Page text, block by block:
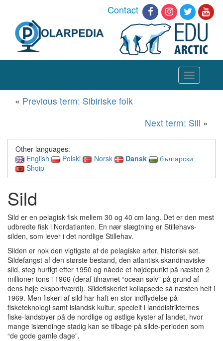
Contact
Toggle
navigation
« Previous term: Sibiriske folk
Next term: Sill »
Other languages:
English
Polski Norsk Dansk
български
Shqip
Sild
Sild er en pelagisk fisk mellem 30 og 40 cm lang. Det er den mest
udbredte fisk i Nordatlanten. En nær slægtning er Stillehavs-
silden, som lever i det nordlige Stillehav.
Silden er nok den vigtigste af de pelagiske arter, historisk set.
Sildefangst af den største bestand, den atlantisk-skandinaviske
sild, steg hurtigt efter 1950 og nåede et højdepunkt på næsten 2
millioner tons i 1966 (deraf tilnavnet “ocean sølv” på grund af
dens høje eksportværdi). Sildefiskeriet kollapsede så næsten helt i
1969. Men fiskeri af sild har haft en stor indflydelse på
fisketeknologi samt islandsk kultur, specielt i landdistrikternes
fiske-landsbyer på de nordlige og østlige kyster af landet, hvor
mange islændinge stadig kan se tilbage på silde-perioden som
“de gode gamle dage”.